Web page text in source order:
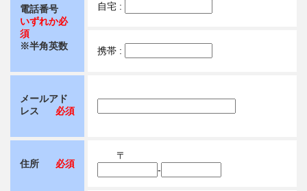
電話番号
いずれか必
須
※半角英数
自宅 :
携帯 :
メールアド
レス
必須
住所 必須
〒
-